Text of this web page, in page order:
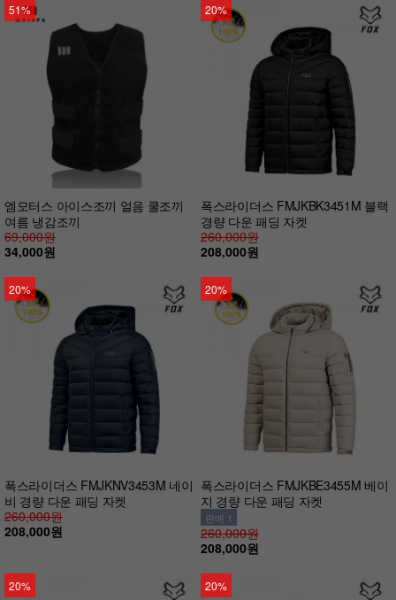
51%
엠모터스 아이스조끼 얼음 쿨조끼
여름 냉감조끼
69,000원
34,000원
20%
폭스라이더스 FMJKBK3451M 블랙
경량 다운 패딩 자켓
260,000원
208,000원
20%
폭스라이더스 FMJKNV3453M 네이
비 경량 다운 패딩 자켓
260,000원
208,000원
20%
폭스라이더스 FMJKBE3455M 베이
지 경량 다운 패딩 자켓
판매 1
260,000원
208,000원
20% 20%